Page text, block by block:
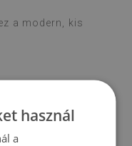
a modern, kis
használ
a